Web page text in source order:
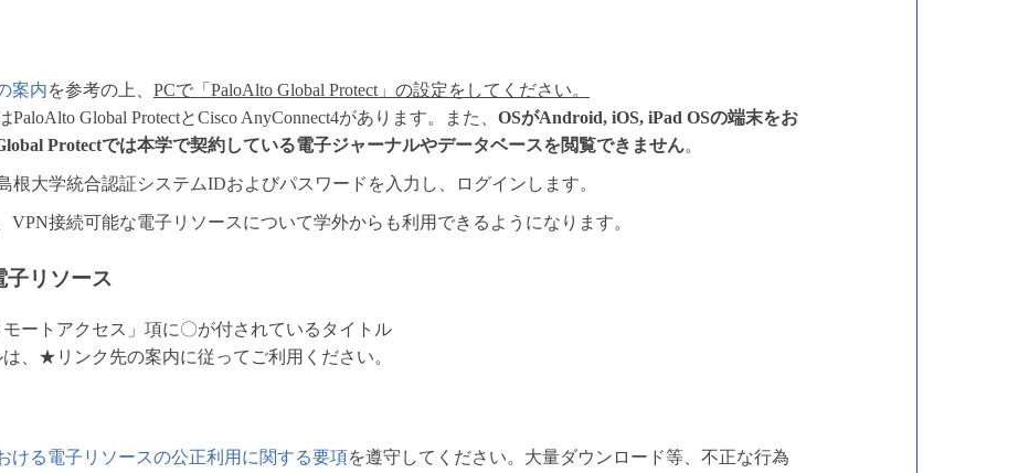
案内を参考の上、 PCで「PaloAlto Global Protect」の設定をしてください。
Global ProtectとCisco AnyConnect4があります。また、 OSがAndroid, iOS, iPad OSの端末をお
Protectでは本学で契約している電子ジャーナルやデータベースを閲覧できません。
根大学統合認証システムIDおよびパスワードを入力し、ログインします。
VPN接続可能な電子リソースについて学外からも利用できるようになります。
子リソース
モートアクセス」項に〇が付されているタイトル
、★リンク先の案内に従ってご利用ください。
ける電子リソースの公正利用に関する要項を遵守してください。大量ダウンロード等、不正な行為